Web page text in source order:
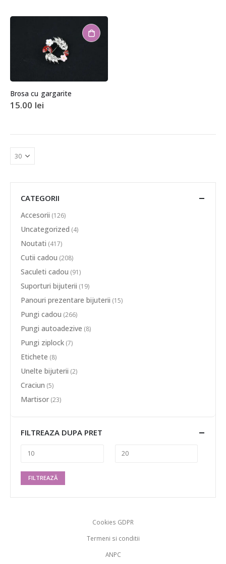
Brosa cu gargarite
15.00 lei
CATEGORII
Accesorii (126)
Uncategorized (4)
Noutati (417)
Cutii cadou (208)
Saculeti cadou (91)
Suporturi bijuterii (19)
Panouri prezentare bijuterii (15)
Pungi cadou (266)
Pungi autoadezive (8)
Pungi ziplock (7)
Etichete (8)
Unelte bijuterii (2)
Craciun (5)
Martisor (23)
FILTREAZA DUPA PRET
FILTREAZĂ
Cookies GDPR
Termeni si conditii
ANPC